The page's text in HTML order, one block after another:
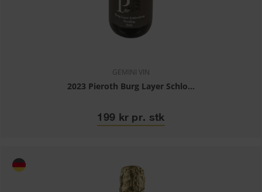
GEMINI VIN
2023 Pieroth Burg Layer Schlo...
199 kr pr. stk